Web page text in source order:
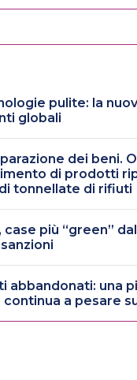
pulite: la
globali
dei beni.
di prodotti
tonnellate di rifiuti
più “green”
abbandonati: una
a pesare